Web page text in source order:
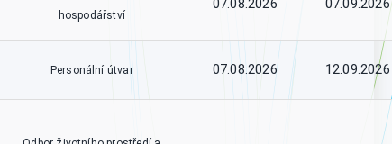
hospodářství
07.08.2026 07.09.2026
Personální útvar 07.08.2026 12.09.2026